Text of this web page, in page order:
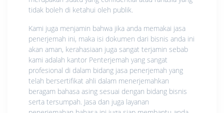
tidak boleh di ketahui oleh publik.
Kami juga menjamin bahwa jika anda memakai jasa
penerjemah ini, maka isi dokumen dari bisnis anda ini
akan aman, kerahasiaan juga sangat terjamin sebab
kami adalah kantor Penterjemah yang sangat
profesional di dalam bidang jasa penerjemah yang
telah bersertifikat ahli dalam menerjemahkan
beragam bahasa asing sesuai dengan bidang bisnis
serta tersumpah. Jasa dan juga layanan